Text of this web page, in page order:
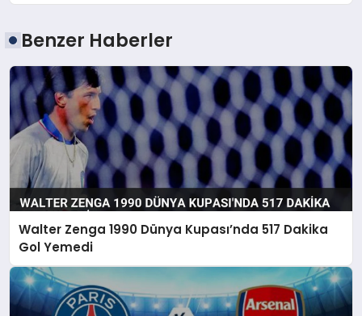
Benzer Haberler
Walter Zenga 1990 Dünya Kupası’nda 517 Dakika
Gol Yemedi